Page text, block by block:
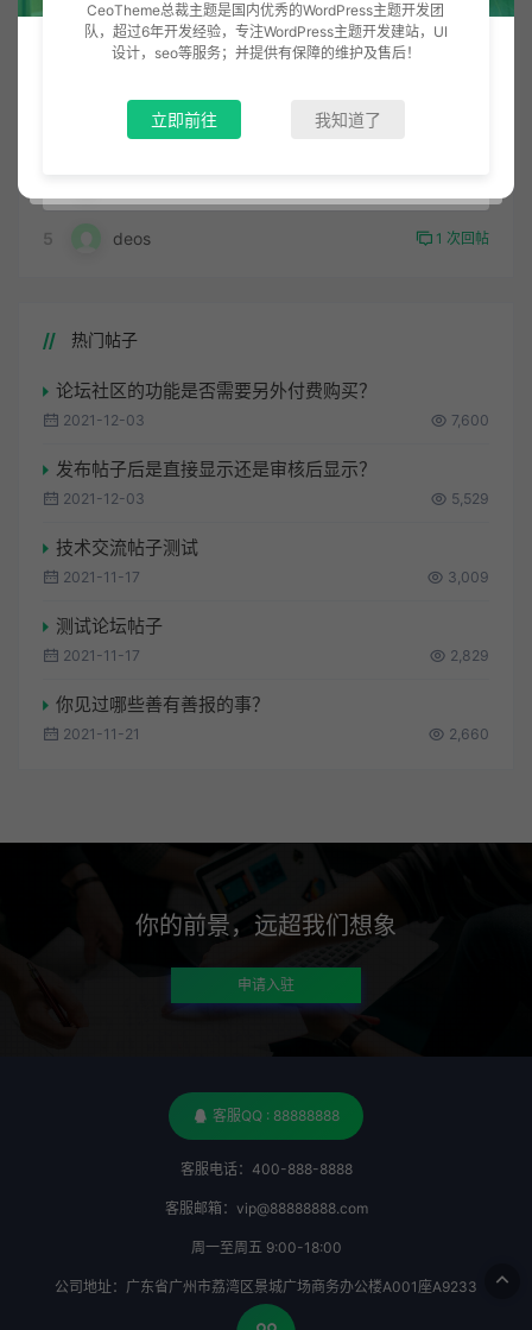
总裁主题 5 次回帖
RoninT°
5 deos 1 次回帖
热门帖子
论坛社区的功能是否需要另外付费购买？
2021-12-03 7,600
发布帖子后是直接显示还是审核后显示？
2021-12-03 5,529
技术交流帖子测试
2021-11-17 3,009
测试论坛帖子
2021-11-17 2,829
你见过哪些善有善报的事？
2021-11-21 2,660
你的前景，远超我们想象
申请入驻
客服QQ : 88888888
客服电话：400-888-8888
客服邮箱：vip@88888888.com
周一至周五 9:00-18:00
公司地址：广东省广州市荔湾区景城广场商务办公楼A001座A9233
CeoTheme总裁主题是国内优秀的WordPress主题开发团
队，超过6年开发经验，专注WordPress主题开发建站，UI
设计，seo等服务；并提供有保障的维护及售后！
立即前往 我知道了